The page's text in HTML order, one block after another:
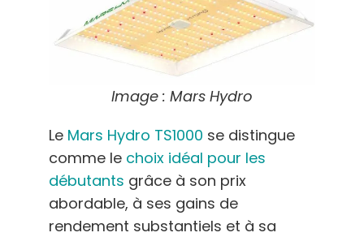
Image : Mars Hydro
Le Mars Hydro TS1000 se distingue
comme le choix idéal pour les
débutants grâce à son prix
abordable, à ses gains de
rendement substantiels et à sa